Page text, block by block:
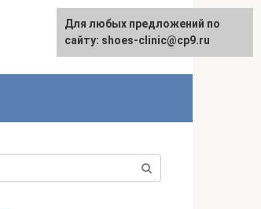
Для любых предложений по
сайту: shoes-clinic@cp9.ru